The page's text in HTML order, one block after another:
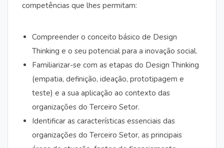
competências que lhes permitam:
Compreender o conceito básico de Design
Thinking e o seu potencial para a inovação social.
Familiarizar-se com as etapas do Design Thinking
(empatia, definição, ideação, prototipagem e
teste) e a sua aplicação ao contexto das
organizações do Terceiro Setor.
Identificar as características essenciais das
organizações do Terceiro Setor, as principais